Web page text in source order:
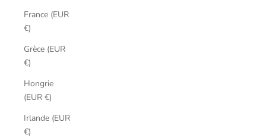
France (EUR
€)
Grèce (EUR
€)
Hongrie
(EUR €)
Irlande (EUR
€)